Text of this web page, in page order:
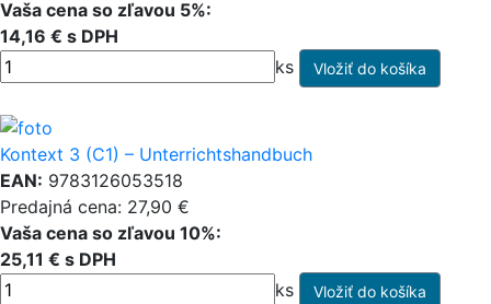
Vaša cena so zľavou 5%:
14,16 € s DPH
ks
Kontext 3 (C1) – Unterrichtshandbuch
EAN: 9783126053518
Predajná cena: 27,90 €
Vaša cena so zľavou 10%:
25,11 € s DPH
ks